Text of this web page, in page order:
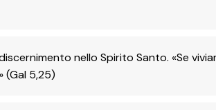
nello Spirito Santo. «Se
(Gal 5,25)